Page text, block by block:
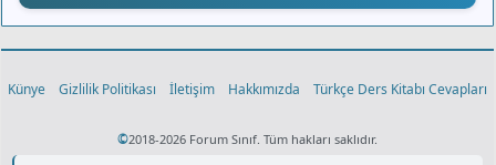
Künye Gizlilik Politikası İletişim Hakkımızda Türkçe Ders Kitabı Cevapları
©2018-2026 Forum Sınıf. Tüm hakları saklıdır.